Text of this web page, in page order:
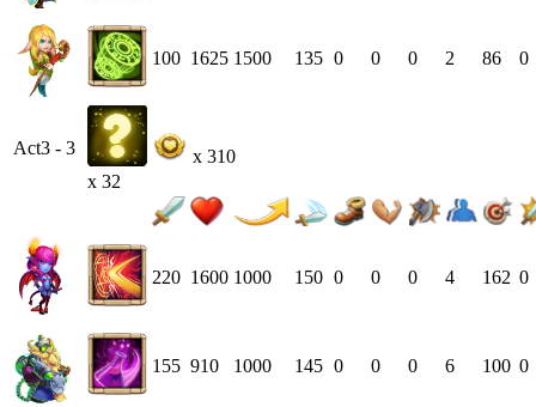
100 1625 1500 135 0 0 0 2 86 0
Act3 - 3
x 32
x 310
220 1600 1000 150 0 0 0 4 162 0
155 910 1000 145 0 0 0 6 100 0